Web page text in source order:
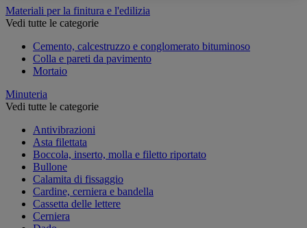
Materiali per la finitura e l'edilizia
Vedi tutte le categorie
Cemento, calcestruzzo e conglomerato bituminoso
Colla e pareti da pavimento
Mortaio
Minuteria
Vedi tutte le categorie
Antivibrazioni
Asta filettata
Boccola, inserto, molla e filetto riportato
Bullone
Calamita di fissaggio
Cardine, cerniera e bandella
Cassetta delle lettere
Cerniera